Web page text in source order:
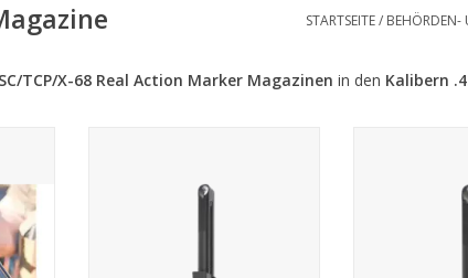
STARTSEITE/ BEHÖRDEN-
TCP/X-68 Real Action Marker Magazinen in den Kalibern